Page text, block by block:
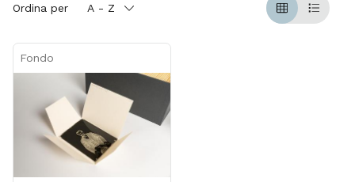
Ordina per A - Z
GrigliaTable
Fondo